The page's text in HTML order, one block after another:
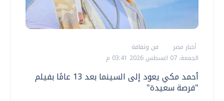
أخبار مصر
فن وثقافة
الجمعة، 07 اغسطس 2026 03:41 م
أحمد مكي يعود إلى السينما بعد 13 عامًا بفيلم
"فرصة سعيدة"